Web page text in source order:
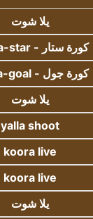
يلا شوت
كورة ستار - koora-star
كورة جول - koora-goal
يلا شوت
yalla shoot
koora live
koora live
يلا شوت